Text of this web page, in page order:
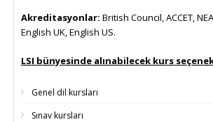
Akreditasyonlar: British Council, ACCET,
English UK, English US.
LSI bünyesinde alınabilecek kurs
Genel dil kursları
Sınav kursları